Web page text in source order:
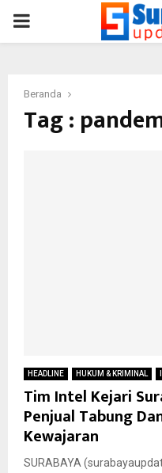
PRIMARY
Beranda
Tag :
HEADLINE HUKUM & KRIMINAL
Tim Intel Kejari
Penjual Tabung
Kewajaran
SURABAYA